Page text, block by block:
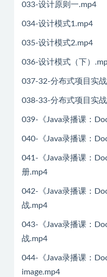
033-设计原则一.mp4
034-设计模式1.mp4
035-设计模式2.mp4
036-设计模式（下）
037-32-分布式项目实
038-33-分布式项目实
039-《Java录播课：
040-《Java录播课：
041-《Java录播课：
册.mp4
042-《Java录播课：
战.mp4
043-《Java录播课：
战.mp4
044-《Java录播课：
image.mp4